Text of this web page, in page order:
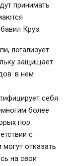
принимать
Круз.
легализует
защищает
в нем
себя
более
пор
с
отказать
на свои